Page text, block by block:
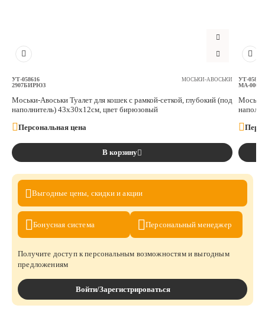
УТ-058616
2907БИРЮЗ
МОСЬКИ-АВОСЬКИ
Моськи-Авоськи Туалет для кошек с рамкой-сеткой, глубокий (под
наполнитель) 43х30х12см, цвет бирюзовый
Персональная цена
В корзину
УТ-
МА-
Выгодные цены, скидки и акции
Бонусная система Персональныйменеджер
Получите доступ к персональным возможностям и выгодным
предложениям
Войти/Зарегистрироваться